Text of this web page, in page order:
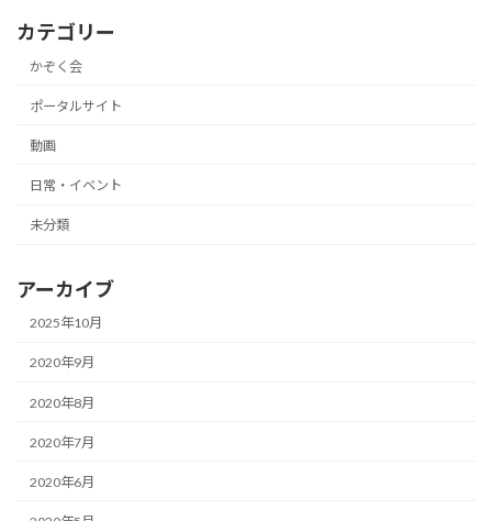
カテゴリー
かぞく会
ポータルサイト
動画
日常・イベント
未分類
アーカイブ
2025年10月
2020年9月
2020年8月
2020年7月
2020年6月